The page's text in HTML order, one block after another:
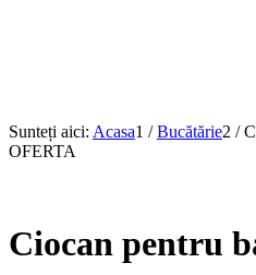
Sunteți aici: Acasa1 / Bucătărie2 /
OFERTA
Ciocan pentru